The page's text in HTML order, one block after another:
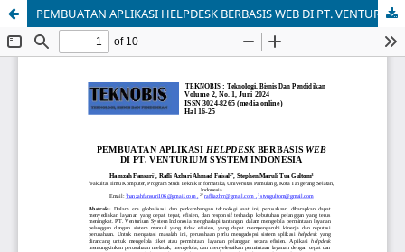
PEMBUATAN APLIKASI HELPDESK BERBASIS WEB DI PT. VENTURIUM SYSTEM INDONESIA